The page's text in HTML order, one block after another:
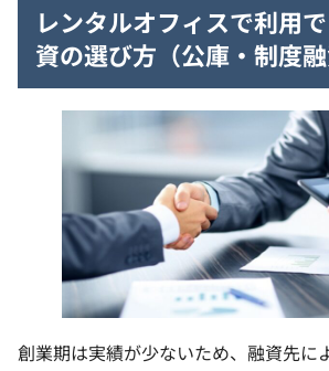
レンタルオフィスで利用
資の選び方（公庫・制度融
創業期は実績が少ないため、融資先に